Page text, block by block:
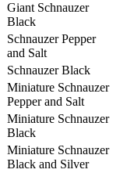
Giant Schnauzer
Black
Schnauzer Pepper
and Salt
Schnauzer Black
Miniature Schnauzer
Pepper and Salt
Miniature Schnauzer
Black
Miniature Schnauzer
Black and Silver